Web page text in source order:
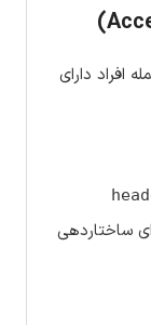
افراد دارای
ساختاردهی